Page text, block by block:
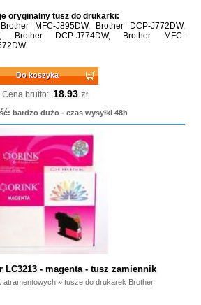
oryginalny tusz do drukarki:
MFC-J895DW, Brother DCP-J772DW,
Brother DCP-J774DW, Brother MFC-
Do koszyka
Cena brutto: 18.93 zł
bardzo dużo - czas wysyłki 48h
LC3213 - magenta - tusz zamiennik
atramentowych »tusze do drukarek Brother